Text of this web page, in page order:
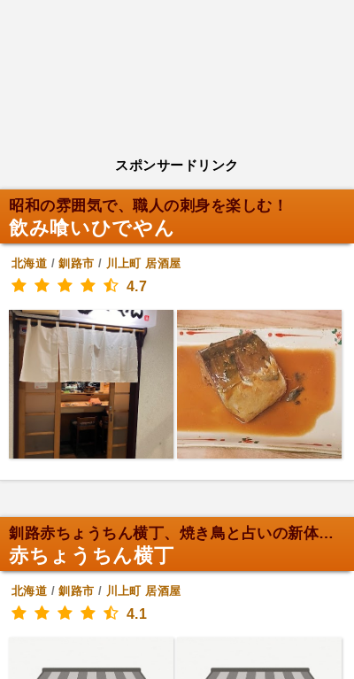
スポンサードリンク
昭和の雰囲気で、職人の刺身を楽しむ！
飲み喰いひでやん
北海道 /釧路市 / 川上町 居酒屋
4.7
釧路赤ちょうちん横丁、焼き鳥と占いの新体験！
赤ちょうちん横丁
北海道 /釧路市 / 川上町 居酒屋
4.1